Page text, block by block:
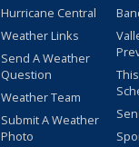
Hurricane Central
Weather Links
Send A Weather
Question
Weather Team
Submit A Weather
Photo